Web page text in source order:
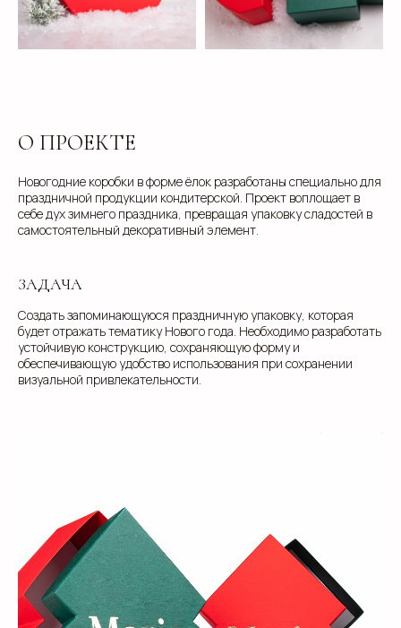
О ПРОЕКТЕ
Новогодние коробки в форме ёлок разработаны специально для
праздничной продукции кондитерской. Проект воплощает в
себе дух зимнего праздника, превращая упаковку сладостей в
самостоятельный декоративный элемент.
ЗАДАЧА
Создать запоминающуюся праздничную упаковку, которая
будет отражать тематику Нового года. Необходимо разработать
устойчивую конструкцию, сохраняющую форму и
обеспечивающую удобство использования при сохранении
визуальной привлекательности.